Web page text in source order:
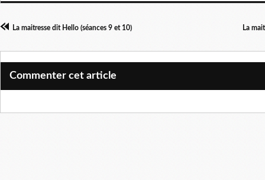
La maitresse dit Hello (séances 9 et 10) La
Commenter cet article